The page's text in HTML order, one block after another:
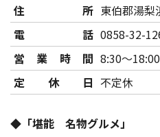
住所 東伯郡湯梨
電話 0858-32-
営業時間 8:30～18:00
定休日 不定休
◆「堪能 名物グルメ」